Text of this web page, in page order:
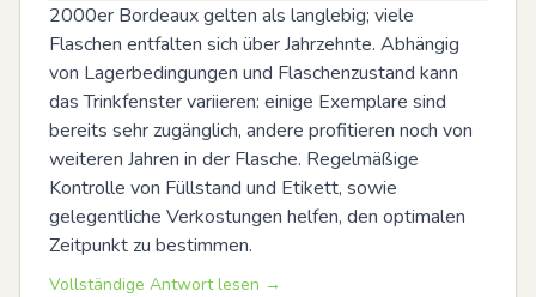
2000er Bordeaux gelten als langlebig; viele
Flaschen entfalten sich über Jahrzehnte. Abhängig
von Lagerbedingungen und Flaschenzustand kann
das Trinkfenster variieren: einige Exemplare sind
bereits sehr zugänglich, andere profitieren noch von
weiteren Jahren in der Flasche. Regelmäßige
Kontrolle von Füllstand und Etikett, sowie
gelegentliche Verkostungen helfen, den optimalen
Zeitpunkt zu bestimmen.
Vollständige Antwort lesen →